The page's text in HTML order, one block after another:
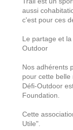
aussi
c'est pour ces
Le partage et
Outdoor
Nos adhérents
pour cette belle
Défi-Outdoor
Foundation.
Cette
Utile".